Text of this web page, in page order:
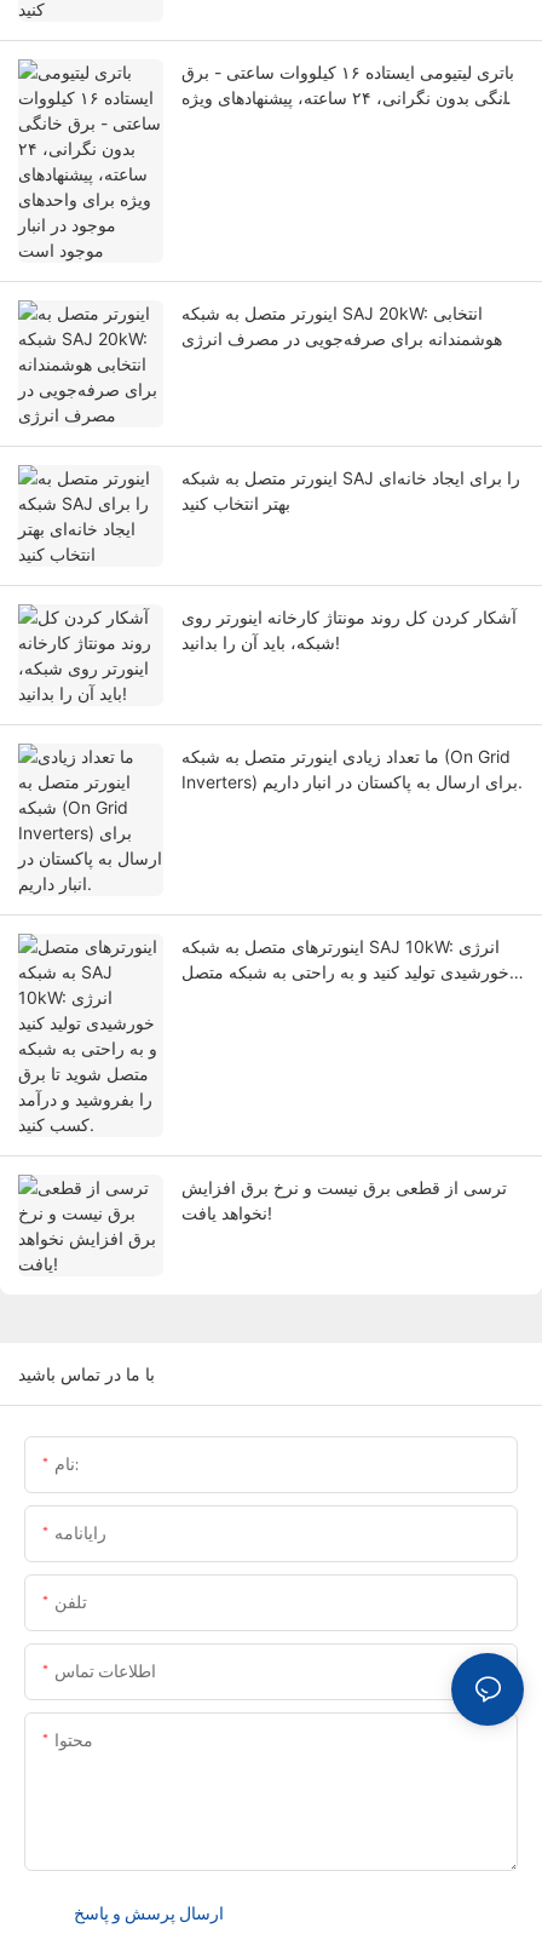
باتری لیتیومی ایستاده ۱۶ کیلووات ساعتی - برق
خانگی بدون نگرانی، ۲۴ ساعته، پیشنهادهای ویژه
اینورتر متصل به شبکه SAJ 20kW: انتخابی
هوشمندانه برای صرفه‌جویی در مصرف انرژی
اینورتر متصل به شبکه SAJ را برای ایجاد خانه‌ای
بهتر انتخاب کنید
آشکار کردن کل روند مونتاژ کارخانه اینورتر روی
شبکه، باید آن را بدانید!
ما تعداد زیادی اینورتر متصل به شبکه (On Grid
Inverters) برای ارسال به پاکستان در انبار داریم.
اینورترهای متصل به شبکه SAJ 10kW: انرژی
خورشیدی تولید کنید و به راحتی به شبکه متصل
ترسی از قطعی برق نیست و نرخ برق افزایش
نخواهد یافت!
با ما در تماس باشید
نام:
رایانامه
تلفن
اطلاعات تماس
محتوا
ارسال پرسش و پاسخ